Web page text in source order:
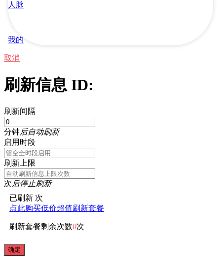
人脉
我的
取消
刷新信息 ID:
刷新间隔
分钟后自动刷新
启用时段
刷新上限
次后停止刷新
已刷新 次
点此购买低价超值刷新套餐
刷新套餐剩余次数0次